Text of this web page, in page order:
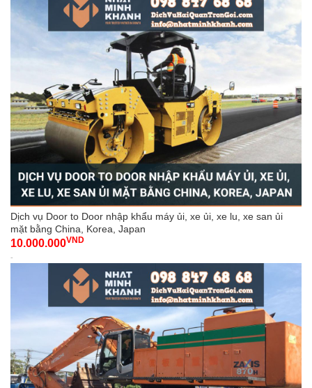
Dịch vụ Door to Door nhập khẩu máy ủi, xe ủi, xe lu, xe san ủi
mặt bằng China, Korea, Japan
10.000.000VND
-